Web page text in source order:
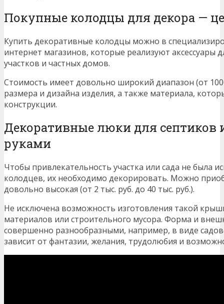
Покупные колодцы для декора —
Купить декоративные колодцы можно в
интернет магазинов, которые реализуют аксессуары
участков и частных домов.
Стоимость имеет довольно широкий диапазон (от
размера и дизайна изделия, а также материала,
конструкции.
Декоративные люки для септиков
руками
Чтобы привлекательность участка или сада не была
колодцев, их необходимо декорировать. Можно
довольно высокая (от 2 тыс. руб. до 40 тыс. руб.).
Не исключена возможность изготовления такой
материалов или строительного мусора. Форма и
совершенно разнообразными, например, в виде
зависит от фантазии, желания, трудолюбия и